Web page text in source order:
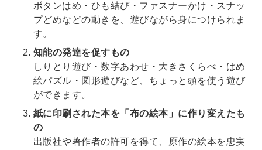
ボタンはめ・ひも結び・ファスナーかけ・スナッ
プどめなどの動きを、遊びながら身につけられま
す。
知能の発達を促すもの
しりとり遊び・数字あわせ・大きさくらべ・はめ
絵パズル・図形遊びなど、ちょっと頭を使う遊び
ができます。
紙に印刷された本を「布の絵本」に作り変えたも
の
出版社や著作者の許可を得て、原作の絵本を忠実